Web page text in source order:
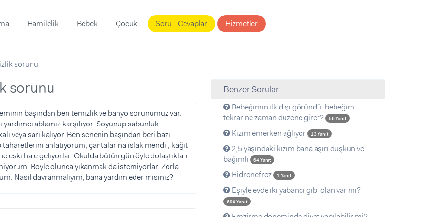
Hamilelik Bebek Çocuk Soru - Cevaplar Hizmetler
sorunu
sorunu
başından beri temizlik ve banyo sorunumuz var.
ablamız karşılıyor. Soyunup sabunluk
veya sarı kalıyor. Ben senenin başından beri bazı
anlatıyorum, çantalarına ıslak mendil, kağıt
eski hale geliyorlar. Okulda bütün gün öyle dolaştıkları
Böyle olunca yıkanmak da istemiyorlar. Zorla
Nasıl davranmalıyım, bana yardım eder misiniz?
Benzer Sorular
Bebeğimin ilk dişi göründü. bebeğim
tekrar ne zaman düzene girer?
56 Yanıt
Kızım emerken ağlıyor 13 Yanıt
2,5 yaşındaki kızım bana aşırı düşkün ve
bağımlı
64 Yanıt
Hidronefroz 1 Yanıt
Eşiyle evde iki yabancı gibi olan var mı?
696 Yanıt